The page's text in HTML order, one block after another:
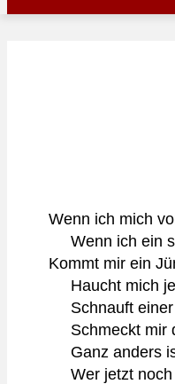
Wenn ich mich
Wenn ich ein
Kommt mir ein
Haucht mich
Schnauft einer
Schmeckt mir
Ganz anders
Wer jetzt noch